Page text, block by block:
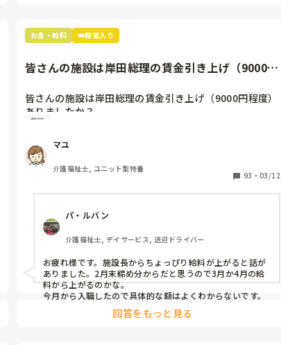
お金・給料 👑殿堂入り
皆さんの施設は岸田総理の賃金引き上げ（9000円
皆さんの施設は岸田総理の賃金引き上げ（9000円程度）
ありましたか？
私のとこ何も連絡ないです…明細を見たところいっさい
ょうか??
それとも、やっぱなしになったんでしょうか??
施設
マユ
介護福祉士, ユニット型特養
93 ・ 03/12
パ・ルバン
介護福祉士, デイサービス, 送迎ドライバー
お疲れ様です。施設長からちょっぴり給料が上がると話が
ありました。2月末締め分からだと思うので3月か4月の給
料から上がるのかな。
今月から入職したので具体的な額はよくわからないです。
回答をもっと見る